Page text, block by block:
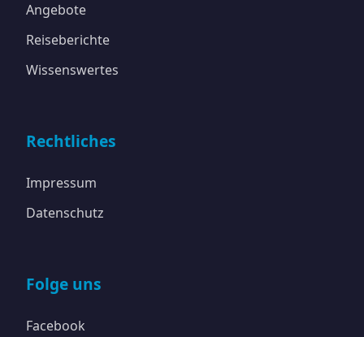
Angebote
Reiseberichte
Wissenswertes
Rechtliches
Impressum
Datenschutz
Folge uns
Facebook